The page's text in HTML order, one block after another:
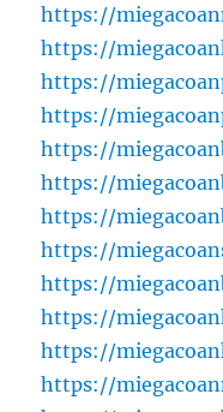
https://
https://
https://
https://
https://
https://
https://
https://
https://
https://
https://
https://